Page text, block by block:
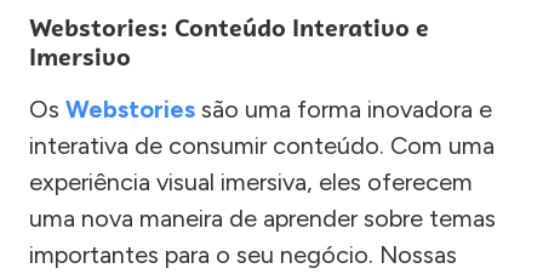
Webstories: Conteúdo Interativo e
Imersivo
Os Webstories são uma forma inovadora e
interativa de consumir conteúdo. Com uma
experiência visual imersiva, eles oferecem
uma nova maneira de aprender sobre temas
importantes para o seu negócio. Nossas